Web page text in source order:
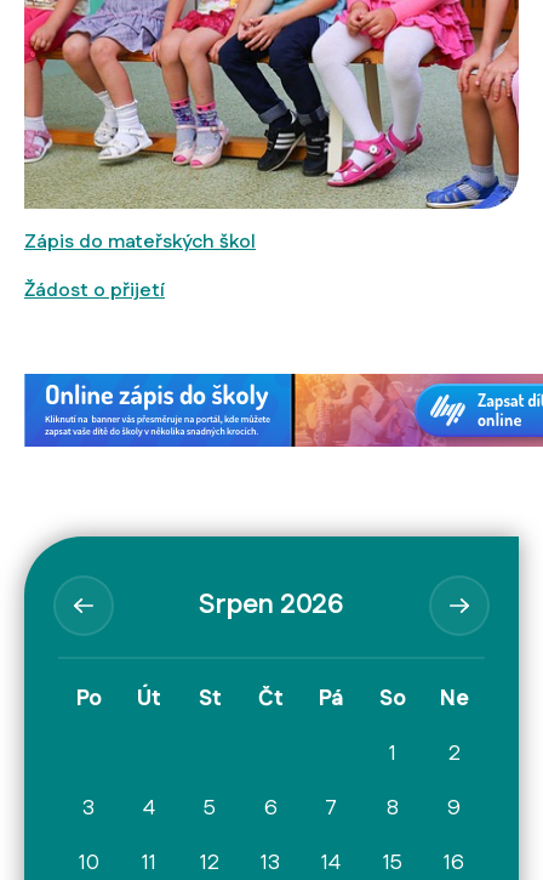
Zápis do mateřských škol
Žádost o přijetí
Srpen 2026
Po Út St Čt Pá So
Ne
1
2
3
4 5 6 7 8
9
10
11 12 13 14 15
16